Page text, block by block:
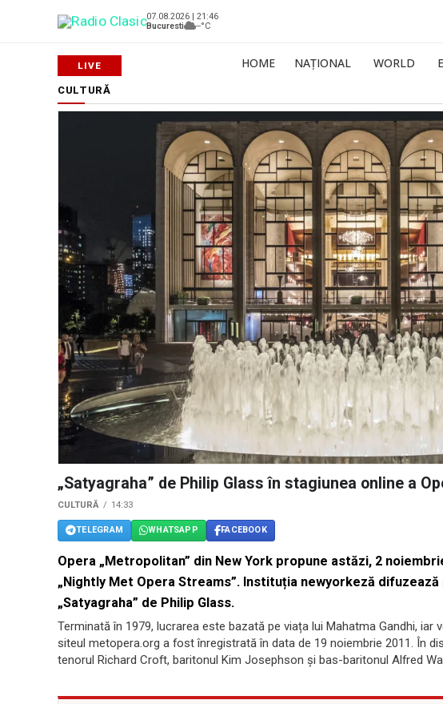
07.08.2026 | 21:46
Bucuresti
--°C
HOME NAȚIONAL WORLD
CULTURĂ
„Satyagraha” de Philip Glass în stagiunea online a
CULTURĂ 14:33
TELEGRAM WHATSAPP FACEBOOK
Opera „Metropolitan” din New York propune astăzi, 2
„Nightly Met Opera Streams”. Instituția newyorkeză
„Satyagraha” de Philip Glass.
Terminată în 1979, lucrarea este bazată pe viața lui Mahatma Gandhi, iar
siteul metopera.org a fost înregistrată în data de 19 noiembrie 2011. În
tenorul Richard Croft, baritonul Kim Josephson și bas-baritonul Alfred